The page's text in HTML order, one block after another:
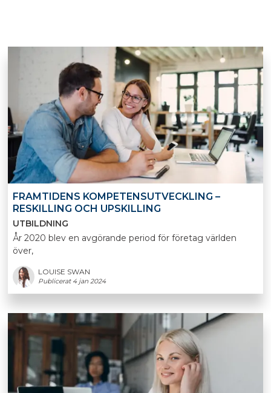
FRAMTIDENS KOMPETENSUTVECKLING –
RESKILLING OCH UPSKILLING
UTBILDNING
År 2020 blev en avgörande period för företag världen
över,
LOUISE SWAN
Publicerat 4 jan 2024